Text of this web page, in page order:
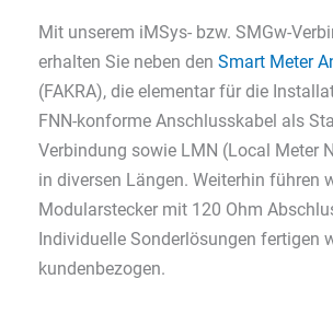
Mit unserem iMSys- bzw. SMGw-
erhalten Sie neben den Smart Meter
(FAKRA), die elementar für die
FNN-konforme Anschlusskabel als
Verbindung sowie LMN (Local Meter
in diversen Längen. Weiterhin führen
Modularstecker mit 120 Ohm
Individuelle Sonderlösungen fertigen
kundenbezogen.